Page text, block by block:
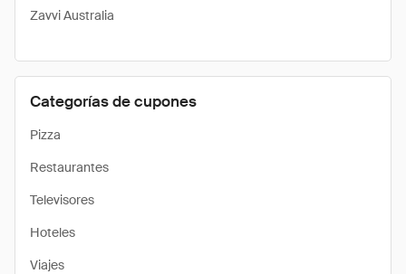
Zavvi Australia
Categorías de cupones
Pizza
Restaurantes
Televisores
Hoteles
Viajes